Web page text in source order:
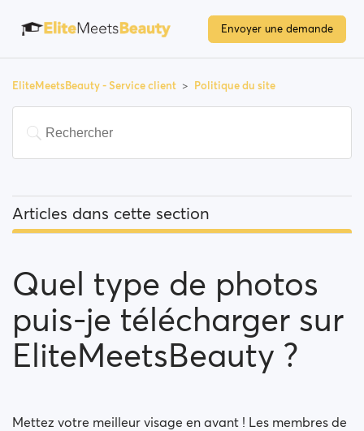
Envoyer une demande
EliteMeetsBeauty - Service client Politique du site
Articles dans cette section
Politique de modération de EliteMeetsBeauty
Système d’avertissement
Quel type de photos
puis-je télécharger sur
EliteMeetsBeauty ?
Mettez votre meilleur visage en avant ! Les membres de